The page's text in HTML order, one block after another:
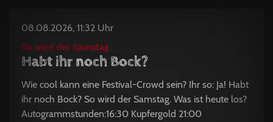
08.08.2026, 11:32 Uhr
So wird der Samstag
Habt ihr noch Bock?
Wie cool kann eine Festival-Crowd sein? Ihr so: Ja! Habt
ihr noch Bock? So wird der Samstag. Was ist heute los?
Autogrammstunden:16:30 Kupfergold 21:00